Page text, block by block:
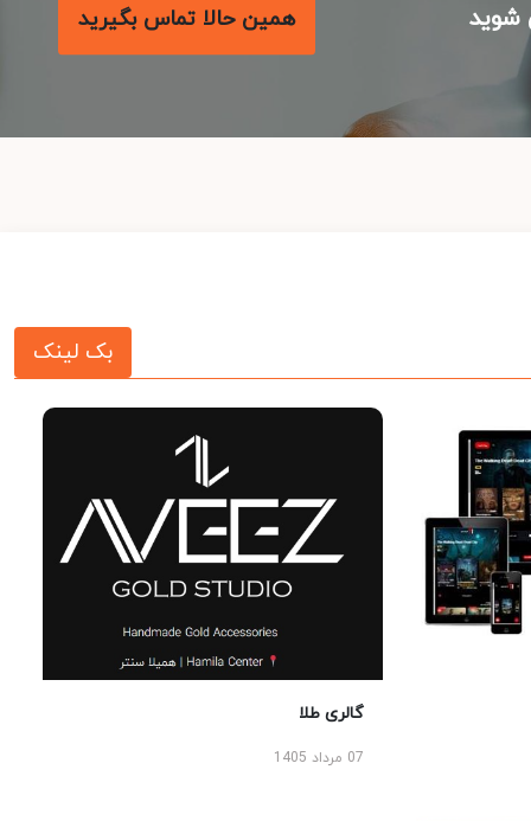
همین حالا تماس بگیرید
بک لینک
گالری طلا
07 مرداد 1405